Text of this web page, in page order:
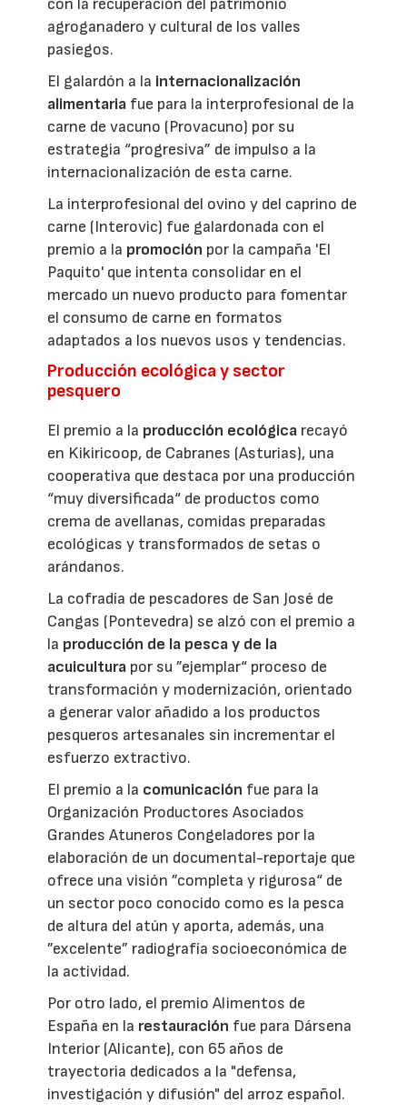
con la recuperación del patrimonio
agroganadero y cultural de los valles
pasiegos.
El galardón a la internacionalización
alimentaria fue para la interprofesional de la
carne de vacuno (Provacuno) por su
estrategia “progresiva” de impulso a la
internacionalización de esta carne.
La interprofesional del ovino y del caprino de
carne (Interovic) fue galardonada con el
premio a la promoción por la campaña 'El
Paquito' que intenta consolidar en el
mercado un nuevo producto para fomentar
el consumo de carne en formatos
adaptados a los nuevos usos y tendencias.
Producción ecológica y sector
pesquero
El premio a la producción ecológica recayó
en Kikiricoop, de Cabranes (Asturias), una
cooperativa que destaca por una producción
“muy diversificada“ de productos como
crema de avellanas, comidas preparadas
ecológicas y transformados de setas o
arándanos.
La cofradía de pescadores de San José de
Cangas (Pontevedra) se alzó con el premio a
la producción de la pesca y de la
acuicultura por su ”ejemplar“ proceso de
transformación y modernización, orientado
a generar valor añadido a los productos
pesqueros artesanales sin incrementar el
esfuerzo extractivo.
El premio a la comunicación fue para la
Organización Productores Asociados
Grandes Atuneros Congeladores por la
elaboración de un documental-reportaje que
ofrece una visión ”completa y rigurosa“ de
un sector poco conocido como es la pesca
de altura del atún y aporta, además, una
”excelente” radiografía socioeconómica de
la actividad.
Por otro lado, el premio Alimentos de
España en la restauración fue para Dársena
Interior (Alicante), con 65 años de
trayectoria dedicados a la "defensa,
investigación y difusión" del arroz español.